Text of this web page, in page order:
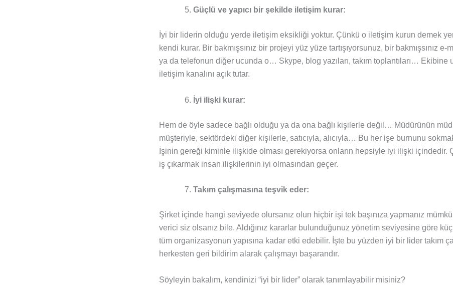
Güçlü ve yapıcı bir şekilde iletişim kurar:
İyi bir liderin olduğu yerde iletişim eksikliği yoktur. Çünkü o iletişim kurun demek
kendi kurar. Bir bakmışsınız bir projeyi yüz yüze tartışıyorsunuz, bir bakmışsınız
ya da telefonun diğer ucunda o… Skype, blog yazıları, takım toplantıları… Ekibine
iletişim kanalını açık tutar.
İyi ilişki kurar:
Hem de öyle sadece bağlı olduğu ya da ona bağlı kişilerle değil… Müdürünün
müşteriyle, sektördeki diğer kişilerle, satıcıyla, alıcıyla… Bu her işe burnunu
İşinin gereği kiminle ilişkide olması gerekiyorsa onların hepsiyle iyi ilişki içindedir.
iş çıkarmak insan ilişkilerinin iyi olmasından geçer.
Takım çalışmasına teşvik eder:
Şirket içinde hangi seviyede olursanız olun hiçbir işi tek başınıza yapmanız
verici siz olsanız bile. Aldığınız kararlar bulunduğunuz yönetim seviyesine göre
tüm organizasyonun yapısına kadar etki edebilir. İşte bu yüzden iyi bir lider takım
herkesten geri bildirim alarak çalışmayı başarandır.
Söyleyin bakalım, kendinizi “iyi bir lider” olarak tanımlayabilir misiniz?